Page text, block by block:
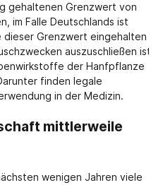
gehaltenen Grenzwert von
im Falle Deutschlands ist
dieser Grenzwert eingehalten
auszuschließen ist,
der Hanfpflanze
finden legale
in der Medizin.
mittlerweile
wenigen Jahren viele